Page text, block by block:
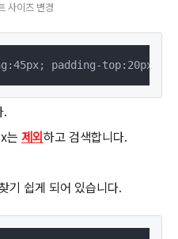
사이즈 변경
padding-top:20px;
.
는 제외 하고 검색합니다.
기 쉽게 되어 있습니다.